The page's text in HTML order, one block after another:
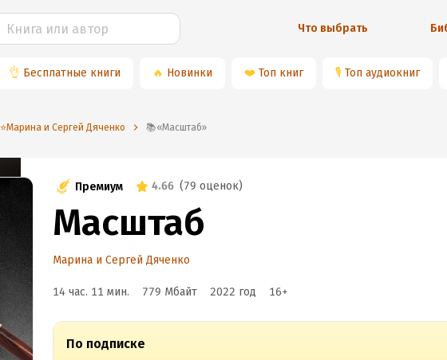
Что выбрать
👌 Бесплатные книги 🔥 Новинки ❤️ Топ книг 🎙 Топ аудиокниг
⭐️Марина и Сергей Дяченко 📚«Масштаб»
Премиум 4.66 (79 оценок)
Масштаб
Марина и Сергей Дяченко
14 час. 11 мин. 779 Мбайт 2022 год 16+
По подписке